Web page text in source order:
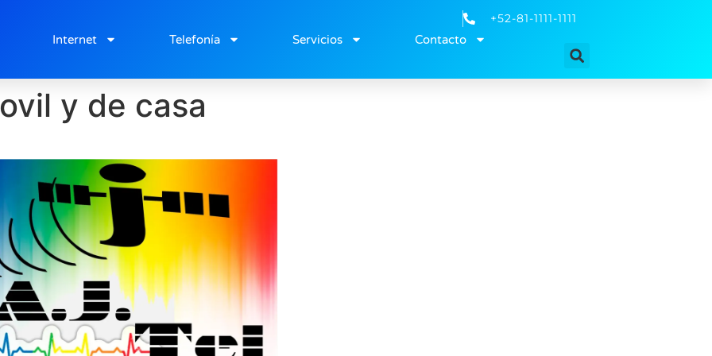
Internet Telefonía Servicios Contacto
+52-81-1111-1111
y de casa